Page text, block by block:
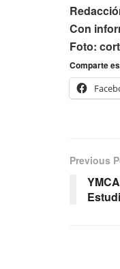
Con
Foto:
Comparte
Previous